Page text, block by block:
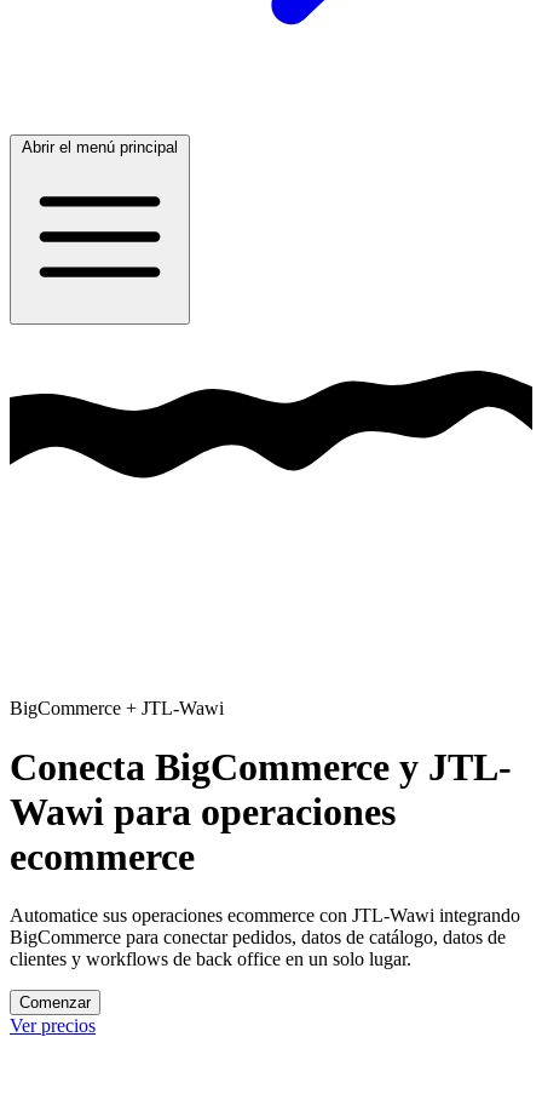
Abrir el menú principal
BigCommerce + JTL-Wawi
Conecta BigCommerce y JTL-
Wawi para operaciones
ecommerce
Automatice sus operaciones ecommerce con JTL-Wawi integrando
BigCommerce para conectar pedidos, datos de catálogo, datos de
clientes y workflows de back office en un solo lugar.
Comenzar
Ver precios